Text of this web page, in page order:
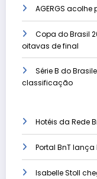
AGERGS
Copa do Brasil
oitavas de final
Série B do
classificação
Hotéis da Rede
Portal BnT
Isabelle Stoll